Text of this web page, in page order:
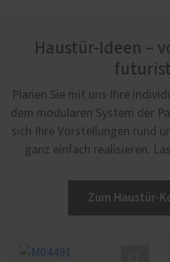
Haustür-Ideen –
Planen Sie mit uns Ihre
dem modularen System der
sich Ihre Vorstellungen rund
ganz einfach realisieren.
Zum Haustür-